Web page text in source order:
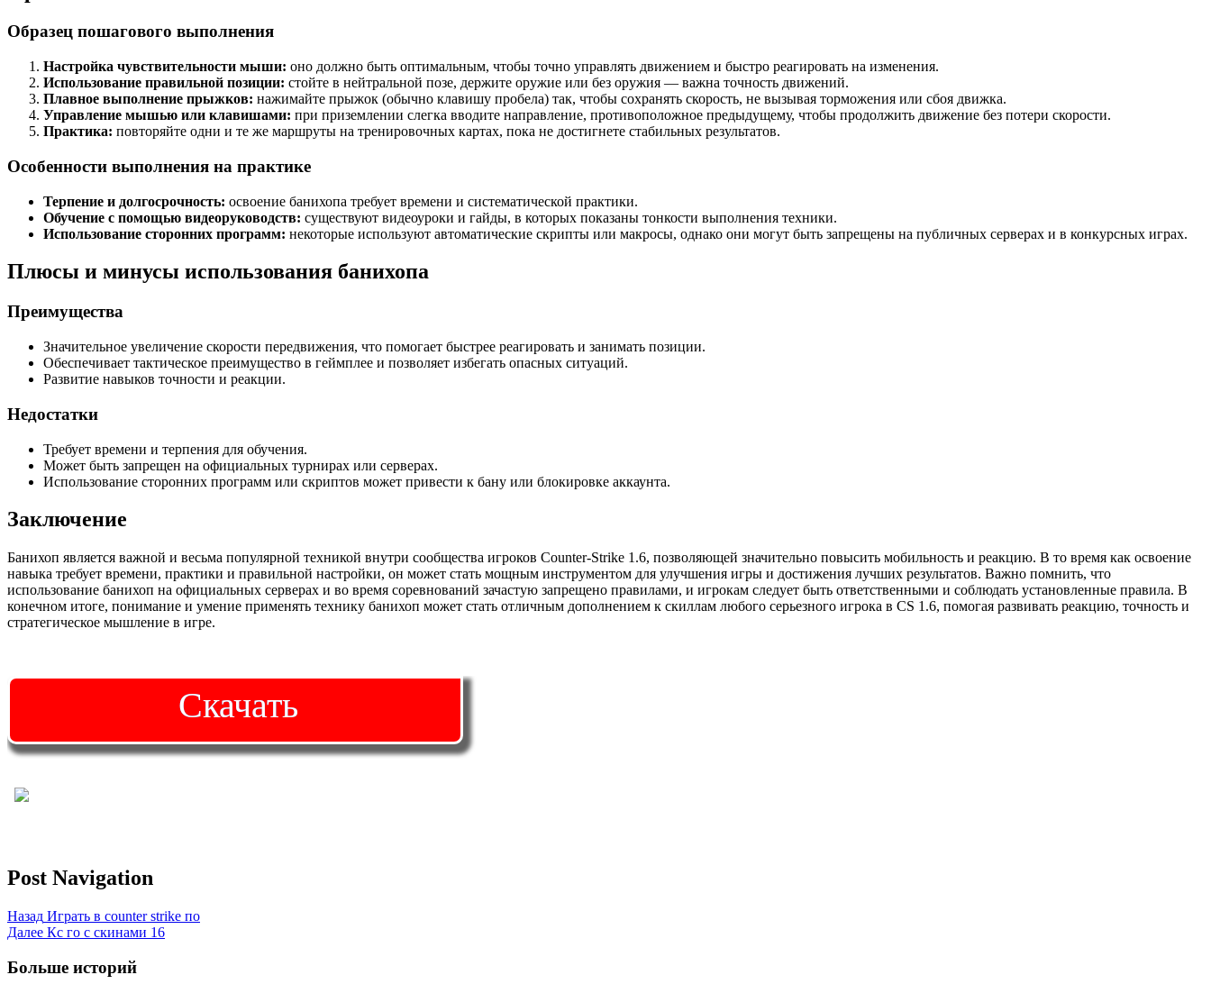
Образец пошагового выполнения
Настройка чувствительности мыши: оно должно быть оптимальным, чтобы точно управлять движением и быстро реагировать на изменения.
Использование правильной позиции: стойте в нейтральной позе, держите оружие или без оружия — важна точность движений.
Плавное выполнение прыжков: нажимайте прыжок (обычно клавишу пробела) так, чтобы сохранять скорость, не вызывая торможения или сбоя движка.
Управление мышью или клавишами: при приземлении слегка вводите направление, противоположное предыдущему, чтобы продолжить движение без потери скорости.
Практика: повторяйте одни и те же маршруты на тренировочных картах, пока не достигнете стабильных результатов.
Особенности выполнения на практике
Терпение и долгосрочность: освоение банихопа требует времени и систематической практики.
Обучение с помощью видеоруководств: существуют видеоуроки и гайды, в которых показаны тонкости выполнения техники.
Использование сторонних программ: некоторые используют автоматические скрипты или макросы, однако они могут быть запрещены на публичных серверах и в конкурсных играх.
Плюсы и минусы использования банихопа
Преимущества
Значительное увеличение скорости передвижения, что помогает быстрее реагировать и занимать позиции.
Обеспечивает тактическое преимущество в геймплее и позволяет избегать опасных ситуаций.
Развитие навыков точности и реакции.
Недостатки
Требует времени и терпения для обучения.
Может быть запрещен на официальных турнирах или серверах.
Использование сторонних программ или скриптов может привести к бану или блокировке аккаунта.
Заключение
Банихоп является важной и весьма популярной техникой внутри сообщества игроков Counter-Strike 1.6, позволяющей значительно повысить мобильность и реакцию. В то время как освоение
навыка требует времени, практики и правильной настройки, он может стать мощным инструментом для улучшения игры и достижения лучших результатов. Важно помнить, что
использование банихоп на официальных серверах и во время соревнований зачастую запрещено правилами, и игрокам следует быть ответственными и соблюдать установленные правила. В
конечном итоге, понимание и умение применять технику банихоп может стать отличным дополнением к скиллам любого серьезного игрока в CS 1.6, помогая развивать реакцию, точность и
стратегическое мышление в игре.
Скачать
Post Navigation
Назад Играть в counter strike по
Далее Кс го с скинами 16
Больше историй